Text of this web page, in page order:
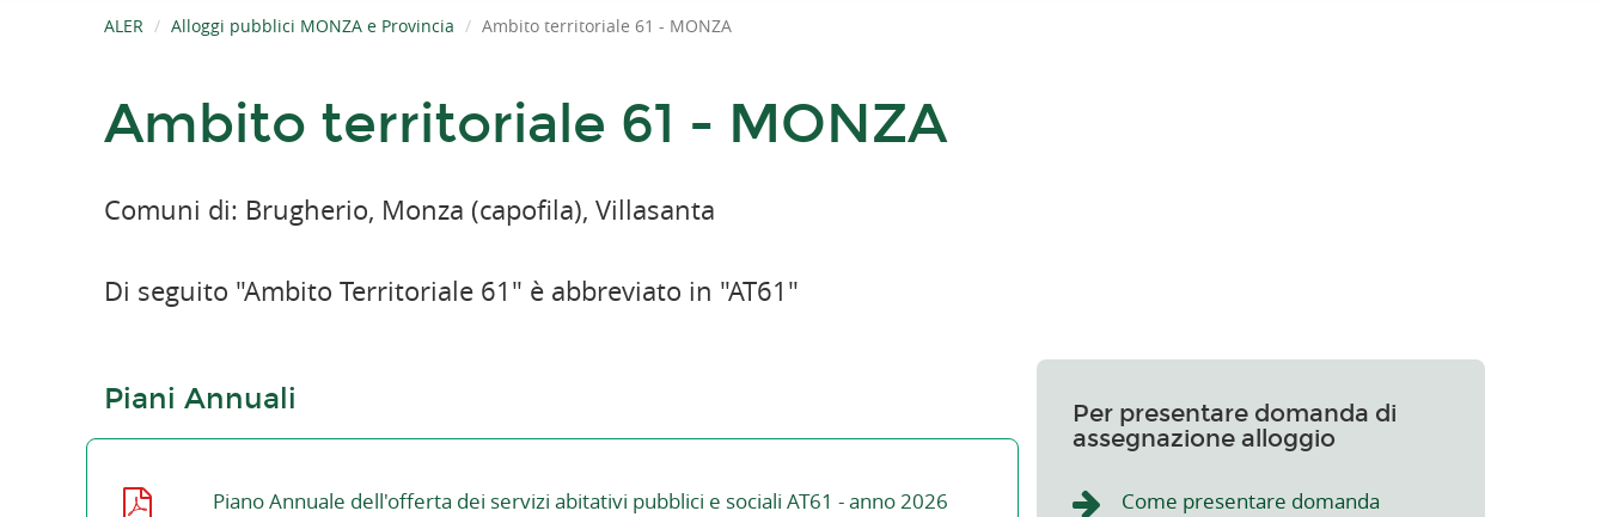
ALER Alloggi pubblici MONZA e Provincia Ambito territoriale 61 - MONZA
Ambito territoriale 61 - MONZA
Comuni di: Brugherio, Monza (capofila), Villasanta
Di seguito "Ambito Territoriale 61" è abbreviato in "AT61"
Piani Annuali
Piano Annuale dell'offerta dei servizi abitativi pubblici e sociali AT61 - anno 2026
Per presentare domanda di
assegnazione alloggio
Come presentare domanda